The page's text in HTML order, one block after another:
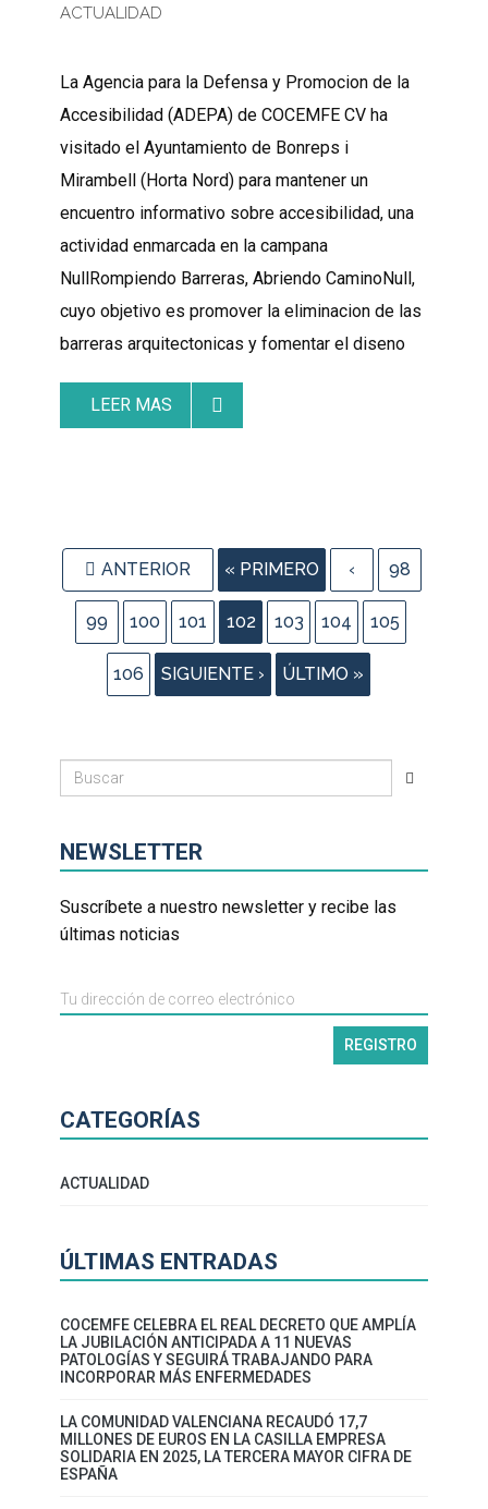
ACTUALIDAD
La Agencia para la Defensa y Promocion de la
Accesibilidad (ADEPA) de COCEMFE CV ha
visitado el Ayuntamiento de Bonreps i
Mirambell (Horta Nord) para mantener un
encuentro informativo sobre accesibilidad, una
actividad enmarcada en la campana
NullRompiendo Barreras, Abriendo CaminoNull,
cuyo objetivo es promover la eliminacion de las
barreras arquitectonicas y fomentar el diseno
LEER MAS
ANTERIOR « PRIMERO ‹ 98
99 100 101 102 103 104 105
106 SIGUIENTE › ÚLTIMO »
NEWSLETTER
Suscríbete a nuestro newsletter y recibe las
últimas noticias
CATEGORÍAS
ACTUALIDAD
ÚLTIMAS ENTRADAS
COCEMFE CELEBRA EL REAL DECRETO QUE AMPLÍA
LA JUBILACIÓN ANTICIPADA A 11 NUEVAS
PATOLOGÍAS Y SEGUIRÁ TRABAJANDO PARA
INCORPORAR MÁS ENFERMEDADES
LA COMUNIDAD VALENCIANA RECAUDÓ 17,7
MILLONES DE EUROS EN LA CASILLA EMPRESA
SOLIDARIA EN 2025, LA TERCERA MAYOR CIFRA DE
ESPAÑA